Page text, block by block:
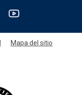
Mapa del sitio